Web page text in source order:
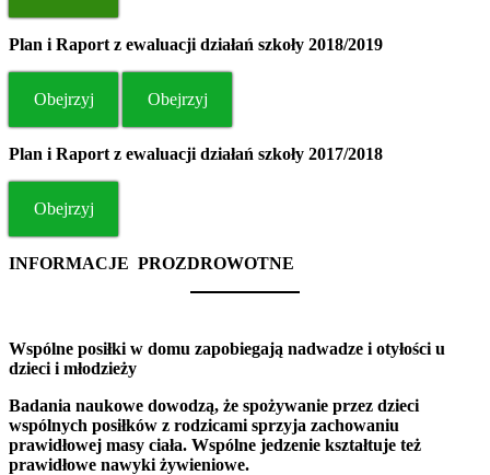
Plan i Raport z ewaluacji działań szkoły 2018/2019
Obejrzyj Obejrzyj
Plan i Raport z ewaluacji działań szkoły 2017/2018
Obejrzyj
INFORMACJE PROZDROWOTNE
Wspólne posiłki w domu zapobiegają nadwadze i otyłości u
dzieci i młodzieży
Badania naukowe dowodzą, że spożywanie przez dzieci
wspólnych posiłków z rodzicami sprzyja zachowaniu
prawidłowej masy ciała. Wspólne jedzenie kształtuje też
prawidłowe nawyki żywieniowe.